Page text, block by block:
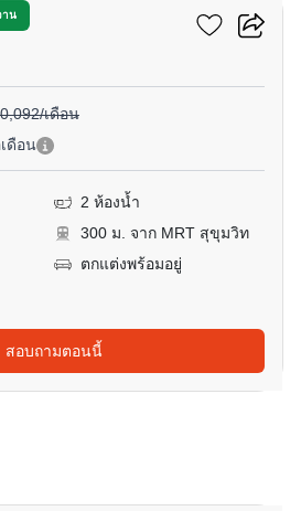
าน
เดือน
ดือน
2 ห้องน้ำ
300 ม. จาก MRT สุขุมวิท
ตกแต่งพร้อมอยู่
สอบถามตอนนี้